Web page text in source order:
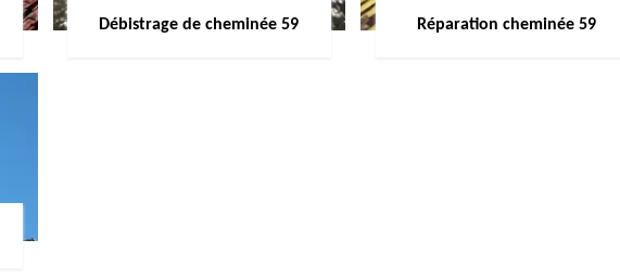
Débistrage de cheminée 59 Réparation cheminée 59